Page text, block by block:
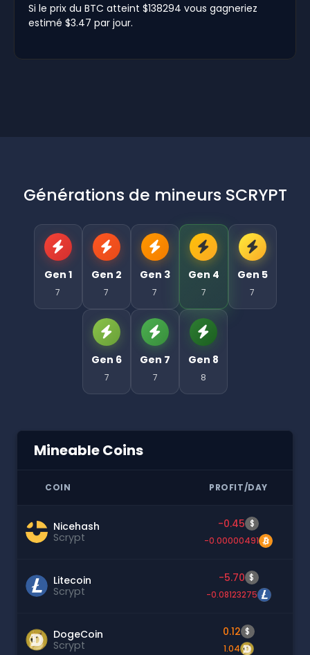
Si le prix du BTC atteint $138294 vous gagneriez
estimé $3.47 par jour.
Générations de mineurs SCRYPT
Gen 1
7
Gen 2
7
Gen 3
7
Gen 4
7
Gen 5
7
Gen 6
7
Gen 7
7
Gen 8
8
Mineable Coins
COIN PROFIT/DAY
Nicehash
Scrypt
-0.45 $
-0.00000491
Litecoin
Scrypt
-5.70 $
-0.08123275
DogeCoin
Scrypt
0.12 $
1.04